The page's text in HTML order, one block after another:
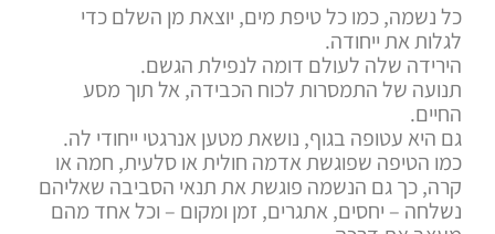
כל נשמה, כמו כל טיפת מים, יוצאת מן השלם כדי
לגלות את ייחודה.
הירידה שלה לעולם דומה לנפילת הגשם.
תנועה של התמסרות לכוח הכבידה, אל תוך מסע
החיים.
גם היא עטופה בגוף, נושאת מטען אנרגטי ייחודי לה.
כמו הטיפה שפוגשת אדמה חולית או סלעית, חמה או
קרה, כך גם הנשמה פוגשת את תנאי הסביבה שאליהם
נשלחה – יחסים, אתגרים, זמן ומקום – וכל אחד מהם